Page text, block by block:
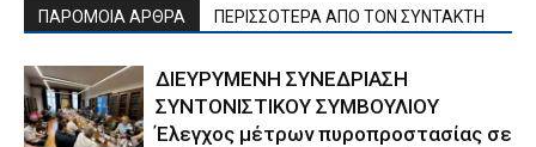
ΠΑΡΟΜΟΙΑ ΑΡΘΡΑ ΠΕΡΙΣΣΟΤΕΡΑ ΑΠΟ ΤΟΝ ΣΥΝΤΑΚΤΗ
ΔΙΕΥΡΥΜΕΝΗ ΣΥΝΕΔΡΙΑΣΗ
ΣΥΝΤΟΝΙΣΤΙΚΟΥ ΣΥΜΒΟΥΛΙΟΥ
Έλεγχος μέτρων πυροπροστασίας σε